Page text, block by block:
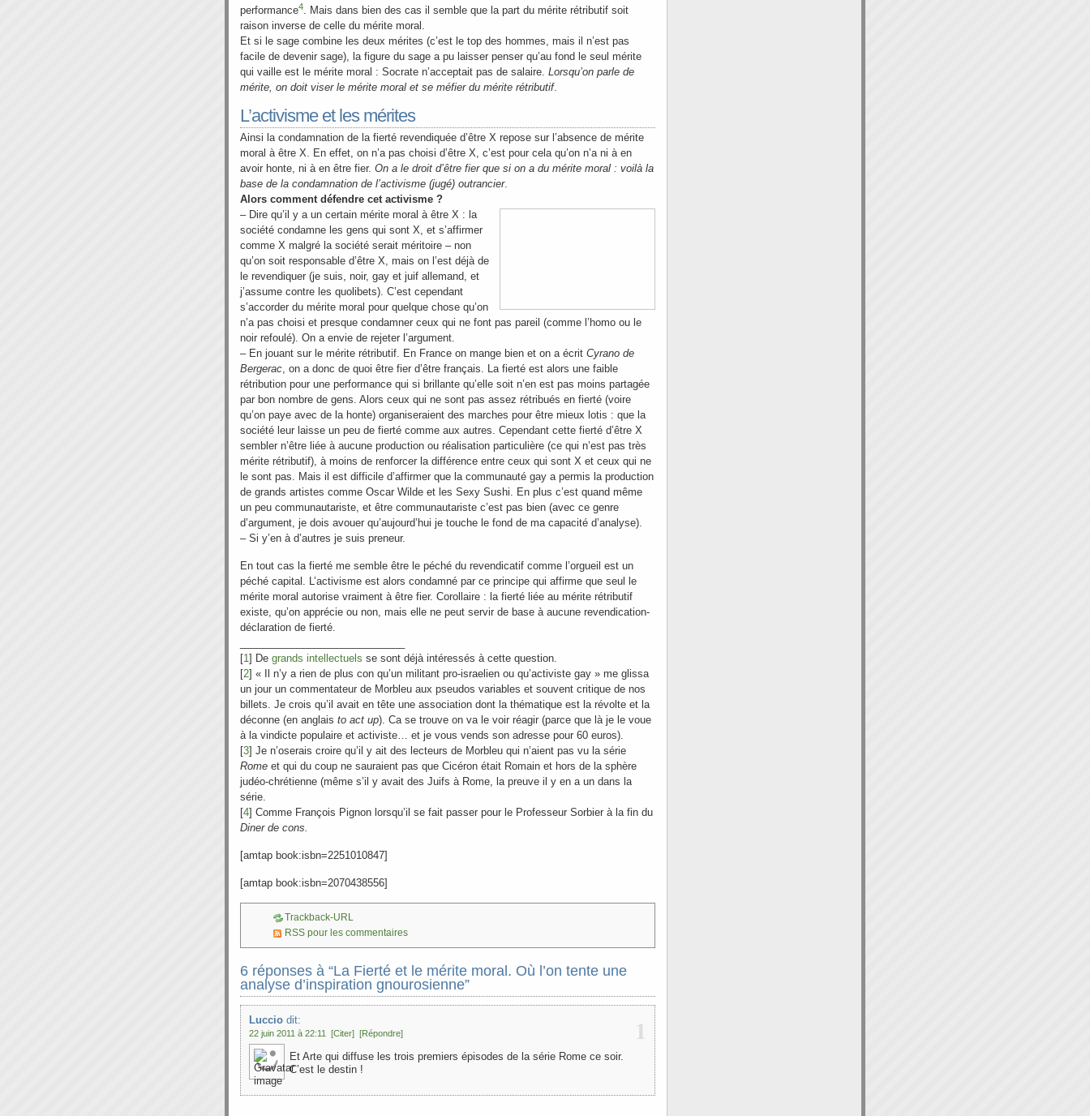
performance4. Mais dans bien des cas il semble que la part du mérite rétributif soit
raison inverse de celle du mérite moral.
Et si le sage combine les deux mérites (c’est le top des hommes, mais il n’est pas
facile de devenir sage), la figure du sage a pu laisser penser qu’au fond le seul mérite
qui vaille est le mérite moral : Socrate n’acceptait pas de salaire. Lorsqu’on parle de
mérite, on doit viser le mérite moral et se méfier du mérite rétributif.
L’activisme et les mérites
Ainsi la condamnation de la fierté revendiquée d’être X repose sur l’absence de mérite
moral à être X. En effet, on n’a pas choisi d’être X, c’est pour cela qu’on n’a ni à en
avoir honte, ni à en être fier. On a le droit d’être fier que si on a du mérite moral : voilà la
base de la condamnation de l’activisme (jugé) outrancier.
Alors comment défendre cet activisme ?
– Dire qu’il y a un certain mérite moral à être X : la
société condamne les gens qui sont X, et s’affirmer
comme X malgré la société serait méritoire – non
qu’on soit responsable d’être X, mais on l’est déjà de
le revendiquer (je suis, noir, gay et juif allemand, et
j’assume contre les quolibets). C’est cependant
s’accorder du mérite moral pour quelque chose qu’on
n’a pas choisi et presque condamner ceux qui ne font pas pareil (comme l’homo ou le
noir refoulé). On a envie de rejeter l’argument.
– En jouant sur le mérite rétributif. En France on mange bien et on a écrit Cyrano de
Bergerac, on a donc de quoi être fier d’être français. La fierté est alors une faible
rétribution pour une performance qui si brillante qu’elle soit n’en est pas moins partagée
par bon nombre de gens. Alors ceux qui ne sont pas assez rétribués en fierté (voire
qu’on paye avec de la honte) organiseraient des marches pour être mieux lotis : que la
société leur laisse un peu de fierté comme aux autres. Cependant cette fierté d’être X
sembler n’être liée à aucune production ou réalisation particulière (ce qui n’est pas très
mérite rétributif), à moins de renforcer la différence entre ceux qui sont X et ceux qui ne
le sont pas. Mais il est difficile d’affirmer que la communauté gay a permis la production
de grands artistes comme Oscar Wilde et les Sexy Sushi. En plus c’est quand même
un peu communautariste, et être communautariste c’est pas bien (avec ce genre
d’argument, je dois avouer qu’aujourd’hui je touche le fond de ma capacité d’analyse).
– Si y’en à d’autres je suis preneur.
En tout cas la fierté me semble être le péché du revendicatif comme l’orgueil est un
péché capital. L’activisme est alors condamné par ce principe qui affirme que seul le
mérite moral autorise vraiment à être fier. Corollaire : la fierté liée au mérite rétributif
existe, qu’on apprécie ou non, mais elle ne peut servir de base à aucune revendication-
déclaration de fierté.
[1] De grands intellectuels se sont déjà intéressés à cette question.
[2] « Il n’y a rien de plus con qu’un militant pro-israelien ou qu’activiste gay » me glissa
un jour un commentateur de Morbleu aux pseudos variables et souvent critique de nos
billets. Je crois qu’il avait en tête une association dont la thématique est la révolte et la
déconne (en anglais to act up). Ca se trouve on va le voir réagir (parce que là je le voue
à la vindicte populaire et activiste… et je vous vends son adresse pour 60 euros).
[3] Je n’oserais croire qu’il y ait des lecteurs de Morbleu qui n’aient pas vu la série
Rome et qui du coup ne sauraient pas que Cicéron était Romain et hors de la sphère
judéo-chrétienne (même s’il y avait des Juifs à Rome, la preuve il y en a un dans la
série.
[4] Comme François Pignon lorsqu’il se fait passer pour le Professeur Sorbier à la fin du
Diner de cons.
[amtap book:isbn=2251010847]
[amtap book:isbn=2070438556]
Trackback-URL
RSS pour les commentaires
6 réponses à “La Fierté et le mérite moral. Où l’on tente une
analyse d’inspiration gnourosienne”
1
Luccio dit:
22 juin 2011 à 22:11 [Citer] [Répondre]
Et Arte qui diffuse les trois premiers épisodes de la série Rome ce soir.
C’est le destin !